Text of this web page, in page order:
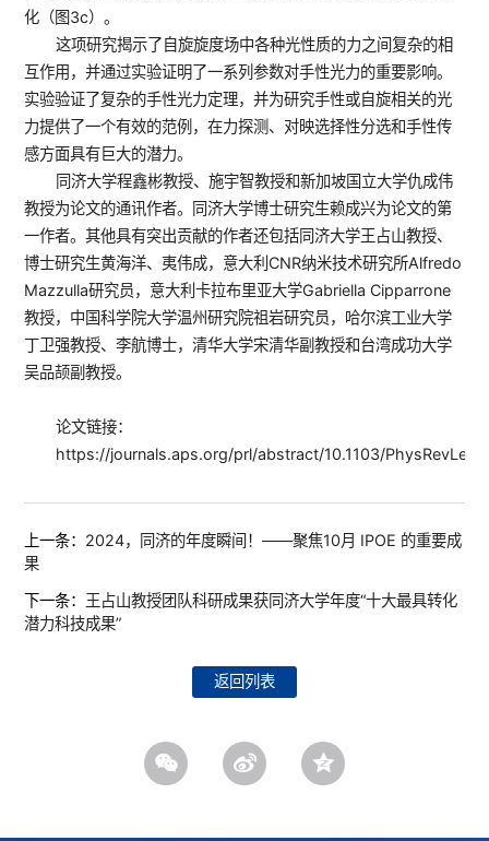
化（图3c）。
这项研究揭示了自旋旋度场中各种光性质的力之间复杂的相
互作用，并通过实验证明了一系列参数对手性光力的重要影响。
实验验证了复杂的手性光力定理，并为研究手性或自旋相关的光
力提供了一个有效的范例，在力探测、对映选择性分选和手性传
感方面具有巨大的潜力。
同济大学程鑫彬教授、施宇智教授和新加坡国立大学仇成伟
教授为论文的通讯作者。同济大学博士研究生赖成兴为论文的第
一作者。其他具有突出贡献的作者还包括同济大学王占山教授、
博士研究生黄海洋、夷伟成，意大利CNR纳米技术研究所Alfredo
Mazzulla研究员，意大利卡拉布里亚大学Gabriella Cipparrone
教授，中国科学院大学温州研究院祖岩研究员，哈尔滨工业大学
丁卫强教授、李航博士，清华大学宋清华副教授和台湾成功大学
吴品颉副教授。
论文链接：
https://journals.aps.org/prl/abstract/10.1103/
上一条： 2024，同济的年度瞬间！——聚焦10月 IPOE 的重要成
果
下一条： 王占山教授团队科研成果获同济大学年度“十大最具转化
潜力科技成果”
返回列表